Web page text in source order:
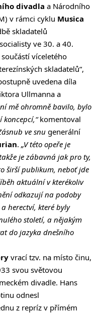
divadla a Národního
v rámci cyklu Musica
skladatelů
ve 30. a 40.
víceletého
skladatelů“,
uvedena díla
Ullmanna a
mě ohromně bavilo, bylo
komentoval
ve snu generální
. „V této opeře je
je zábavná jak pro ty,
širší publikum, neboť jde
aktuální v kterékoliv
odkazují na podoby
herectví, které byly
století, a nějakým
do jazyka dnešního
vrací tzv. na místo činu,
svou světovou
divadle. Hans
odnesl
z repríz v přímém